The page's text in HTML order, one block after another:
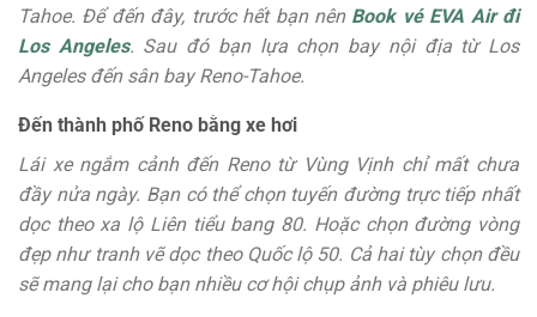
Tahoe. Để đến đây, trước hết bạn nên Book vé EVA Air đi
Los Angeles. Sau đó bạn lựa chọn bay nội địa từ Los
Angeles đến sân bay Reno-Tahoe.
Đến thành phố Reno bằng xe hơi
Lái xe ngắm cảnh đến Reno từ Vùng Vịnh chỉ mất chưa
đầy nửa ngày. Bạn có thể chọn tuyến đường trực tiếp nhất
dọc theo xa lộ Liên tiểu bang 80. Hoặc chọn đường vòng
đẹp như tranh vẽ dọc theo Quốc lộ 50. Cả hai tùy chọn đều
sẽ mang lại cho bạn nhiều cơ hội chụp ảnh và phiêu lưu.